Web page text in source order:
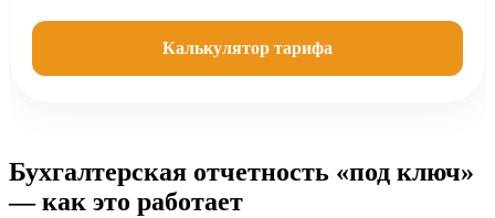
Калькулятор тарифа
Бухгалтерская отчетность «под ключ»
— как это работает